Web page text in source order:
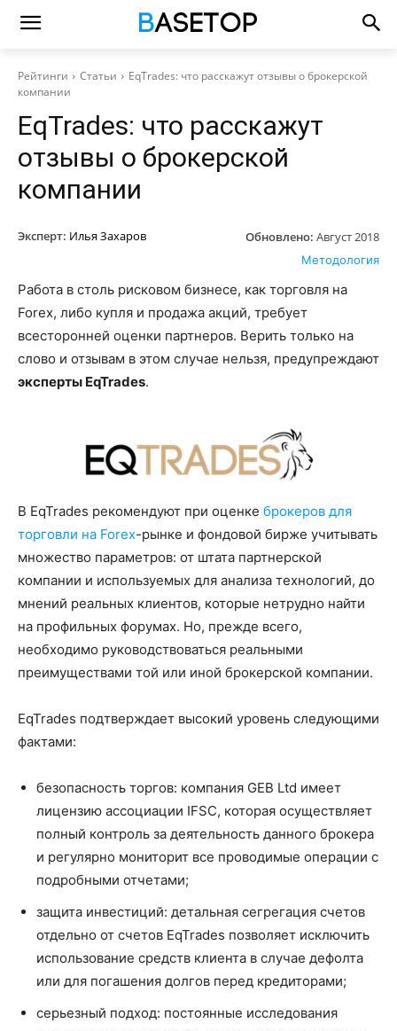
Рейтинги Статьи
EqTrades: что расскажут отзывы о брокерской
компании
EqTrades: что расскажут
отзывы о брокерской
компании
Эксперт: Илья Захаров Обновлено: Август 2018
Методология
Работа в столь рисковом бизнесе, как торговля на
Forex, либо купля и продажа акций, требует
всесторонней оценки партнеров. Верить только на
слово и отзывам в этом случае нельзя, предупреждают
эксперты EqTrades.
В EqTrades рекомендуют при оценке брокеров для
торговли на Forex-рынке и фондовой бирже учитывать
множество параметров: от штата партнерской
компании и используемых для анализа технологий, до
мнений реальных клиентов, которые нетрудно найти
на профильных форумах. Но, прежде всего,
необходимо руководствоваться реальными
преимуществами той или иной брокерской компании.
EqTrades подтверждает высокий уровень следующими
фактами:
безопасность торгов: компания GEB Ltd имеет
лицензию ассоциации IFSC, которая осуществляет
полный контроль за деятельность данного брокера
и регулярно мониторит все проводимые операции с
подробными отчетами;
защита инвестиций: детальная сегрегация счетов
отдельно от счетов EqTrades позволяет исключить
использование средств клиента в случае дефолта
или для погашения долгов перед кредиторами;
серьезный подход: постоянные исследования